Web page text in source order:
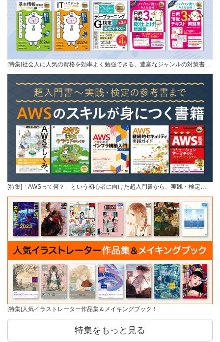
[特集]社会人に人気の資格を効率よく勉強できる、豊富なジャンルの対策書…
[特集]「AWSって何？」という初心者に向けた超入門書から、実践・検定…
[特集]人気イラストレーター作品集＆メイキングブック！
特集をもっと見る